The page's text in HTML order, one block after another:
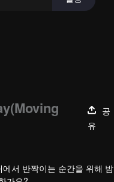
공
유
서 반짝이는 순간을 위해 밤